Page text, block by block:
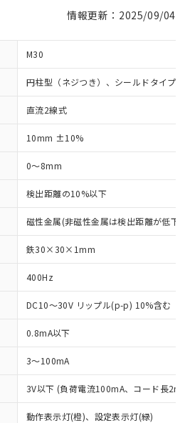
情報更新：2025/09/04
M30
円柱型（ネジつき）、シールドタイプ
直流2線式
10mm ±10%
0～8mm
検出距離の10%以下
磁性金属(非磁性金属は検出距離が低下
鉄30×30×1mm
400Hz
DC10～30V リップル(p-p) 10%含む
0.8mA以下
3～100mA
3V以下 (負荷電流100mA、コード長2m
動作表示灯(橙)、設定表示灯(緑)